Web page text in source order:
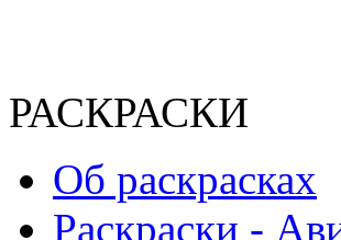
РАСКРАСКИ
Об раскрасках
Раскраски -